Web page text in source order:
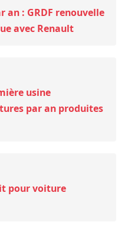
an : GRDF renouvelle
avec Renault
usine
par an produites
pour voiture